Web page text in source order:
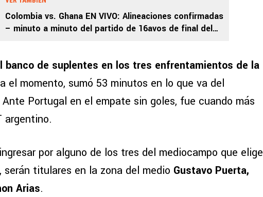
Colombia vs. Ghana EN VIVO: Alineaciones confirmadas
– minuto a minuto del partido de 16avos de final del
banco de suplentes en los tres enfrentamientos de la
el momento, sumó 53 minutos en lo que va del
Portugal en el empate sin goles, fue cuando más
argentino.
por alguno de los tres del mediocampo que elige
serán titulares en la zona del medio Gustavo Puerta,
Arias.